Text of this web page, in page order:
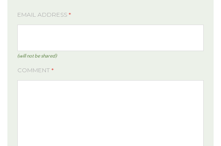
EMAIL ADDRESS *
(will not be shared)
COMMENT *